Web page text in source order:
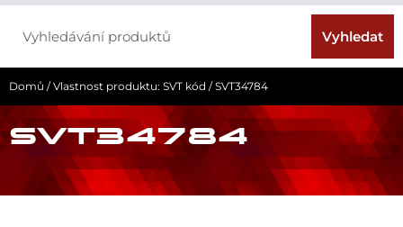
Vyhledat
Domů / Vlastnost produktu: SVT kód / SVT34784
SVT34784